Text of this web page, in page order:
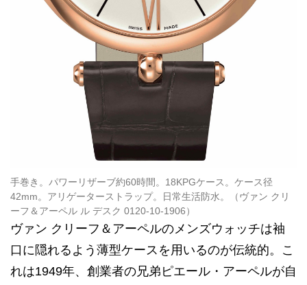
手巻き。パワーリザーブ約60時間。18KPGケース。ケース径
42mm。アリゲーターストラップ。日常生活防水。（ヴァン クリ
ーフ＆アーペル ル デスク 0120-10-1906）
ヴァン クリーフ＆アーペルのメンズウォッチは袖
口に隠れるよう薄型ケースを用いるのが伝統的。こ
れは1949年、創業者の兄弟ピエール・アーペルが自